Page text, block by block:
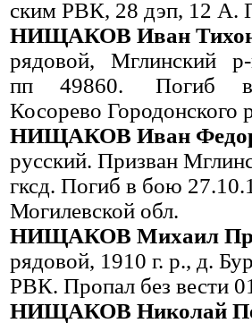
ским РВК, 28 дэп, 12 А.
НИЩАКОВ Иван
рядовой, Мглинский
пп 49860. Погиб в
Косорево Городонского
НИЩАКОВ Иван
рус­ский. Призван
гксд. Погиб в бою
Могилевской обл.
НИЩАКОВ Михаил
рядовой, 1910 г. р., д.
РВК. Пропал без вести
НИЩАКОВ Николай